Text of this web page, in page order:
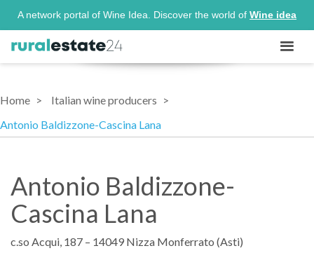
A network portal of Wine Idea. Discover the world of Wine idea
Home
Italian wine producers
Antonio Baldizzone-Cascina Lana
Antonio Baldizzone-
Cascina Lana
c.so Acqui, 187 – 14049 Nizza Monferrato (Asti)